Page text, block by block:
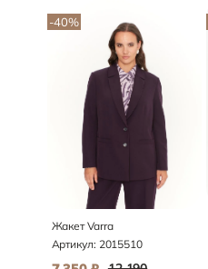
-40%
Жакет Varra
Артикул: 2015510